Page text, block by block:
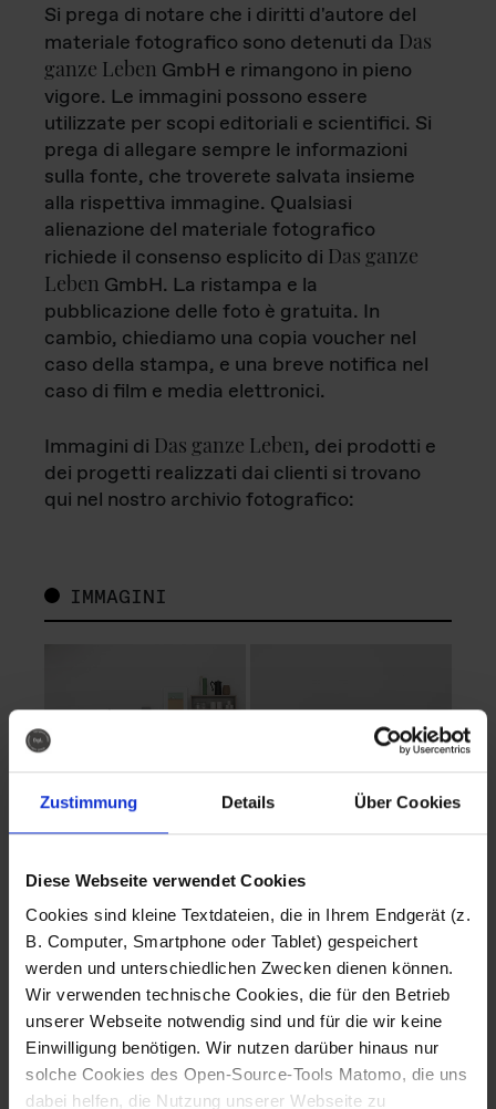
Zustimmung Details Über Cookies
Diese Webseite verwendet Cookies
Cookies sind kleine Textdateien, die in Ihrem Endgerät (z.
B. Computer, Smartphone oder Tablet) gespeichert
werden und unterschiedlichen Zwecken dienen können.
Wir verwenden technische Cookies, die für den Betrieb
unserer Webseite notwendig sind und für die wir keine
Einwilligung benötigen. Wir nutzen darüber hinaus nur
solche Cookies des Open-Source-Tools Matomo, die uns
dabei helfen, die Nutzung unserer Webseite zu
Si prega di notare che i diritti d'autore del
materiale fotografico sono detenuti da Das
ganze Leben GmbH e rimangono in pieno
vigore. Le immagini possono essere
utilizzate per scopi editoriali e scientifici. Si
prega di allegare sempre le informazioni
sulla fonte, che troverete salvata insieme
alla rispettiva immagine. Qualsiasi
alienazione del materiale fotografico
richiede il consenso esplicito di Das ganze
Leben GmbH. La ristampa e la
pubblicazione delle foto è gratuita. In
cambio, chiediamo una copia voucher nel
caso della stampa, e una breve notifica nel
caso di film e media elettronici.
Immagini di Das ganze Leben, dei prodotti e
dei progetti realizzati dai clienti si trovano
qui nel nostro archivio fotografico:
IMMAGINI
Fotografo: Lorenz
Sternbach
Download
Fotografo: Lorenz
Sternbach
Download